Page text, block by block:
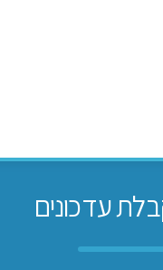
עדכונים